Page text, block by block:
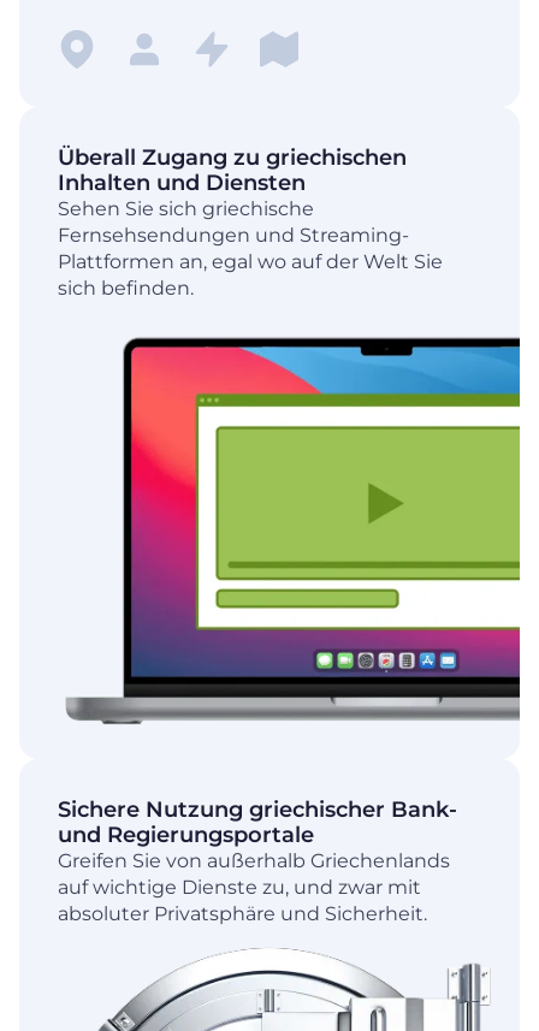
Überall Zugang zu griechischen
Inhalten und Diensten
Sehen Sie sich griechische
Fernsehsendungen und Streaming-
Plattformen an, egal wo auf der Welt Sie
sich befinden.
Sichere Nutzung griechischer Bank-
und Regierungsportale
Greifen Sie von außerhalb Griechenlands
auf wichtige Dienste zu, und zwar mit
absoluter Privatsphäre und Sicherheit.